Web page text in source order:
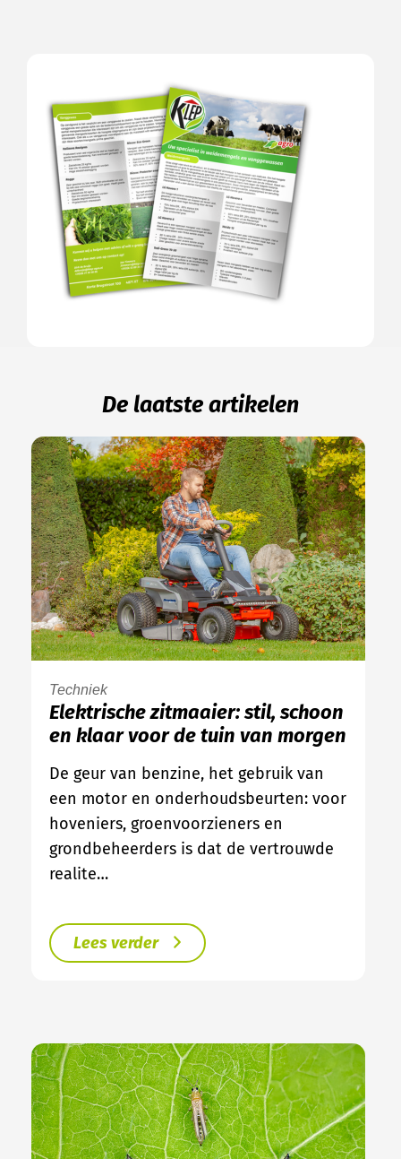
De laatste artikelen
Techniek
Elektrische zitmaaier: stil, schoon
en klaar voor de tuin van morgen
De geur van benzine, het gebruik van
een motor en onderhoudsbeurten: voor
hoveniers, groenvoorzieners en
grondbeheerders is dat de vertrouwde
realite…
Lees verder